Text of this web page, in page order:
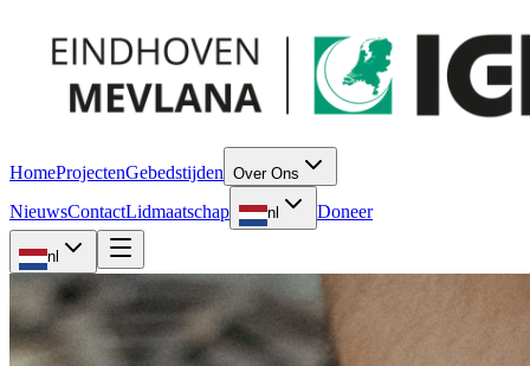
HomeProjectenGebedstijden Over Ons
NieuwsContactLidmaatschap nl Doneer
nl